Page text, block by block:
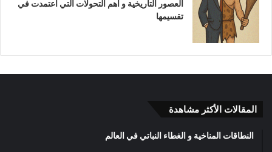
العصور التاريخية و أهم التحولات التي اعتمدت في
تقسيمها
المقالات الأكثر مشاهدة
النطاقات المناخية و الغطاء النباتي في العالم